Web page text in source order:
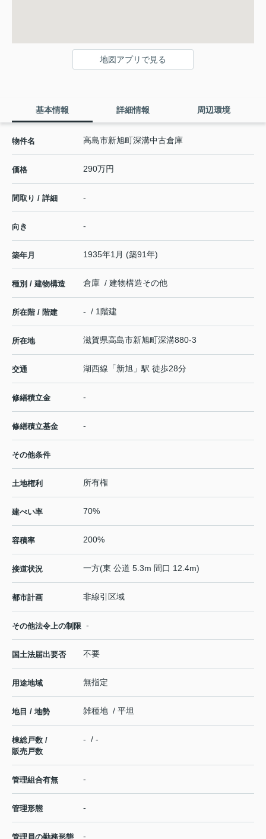
地図アプリで見る
基本情報 詳細情報 周辺環境
物件名 高島市新旭町深溝中古倉庫
価格 290万円
間取り / 詳細 -
向き -
築年月 1935年1月 (築91年)
種別 / 建物構造 倉庫 / 建物構造その他
所在階 / 階建 - / 1階建
所在地 滋賀県高島市新旭町深溝880-3
交通 湖西線 「新旭 」駅 徒歩28分
修繕積立金 -
修繕積立基金 -
その他条件
土地権利 所有権
建ぺい率 70%
容積率 200%
接道状況 一方(東 公道 5.3m 間口 12.4m)
都市計画 非線引区域
その他法令上の制限 -
国土法届出要否 不要
用途地域 無指定
地目 / 地勢 雑種地 / 平坦
棟総戸数 /
販売戸数
- / -
管理組合有無 -
管理形態 -
管理員の勤務形態 -